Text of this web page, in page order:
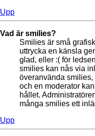
Upp
Vad är smilies?
Smilies är små
uttrycka en känsla
glad, eller :( för
smilies kan nås via
överanvända
och en moderator
hållet.
många smilies ett
Upp